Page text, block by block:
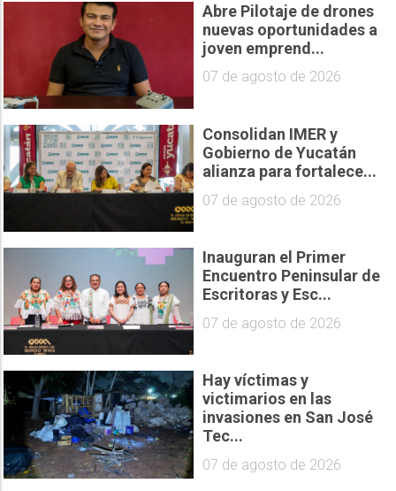
Abre Pilotaje de drones
nuevas oportunidades a
joven emprend...
07 de agosto de 2026
Consolidan IMER y
Gobierno de Yucatán
alianza para fortalece...
07 de agosto de 2026
Inauguran el Primer
Encuentro Peninsular de
Escritoras y Esc...
07 de agosto de 2026
Hay víctimas y
victimarios en las
invasiones en San José
Tec...
07 de agosto de 2026